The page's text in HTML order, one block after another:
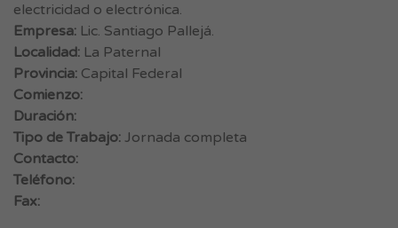
electricidad o electrónica.
Empresa: Lic. Santiago Pallejá.
Localidad: La Paternal
Provincia: Capital Federal
Comienzo:
Duración:
Tipo de Trabajo: Jornada completa
Contacto:
Teléfono:
Fax: